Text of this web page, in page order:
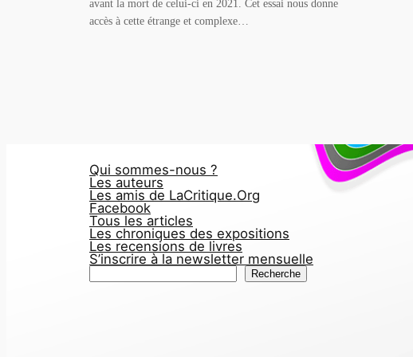
avant la mort de celui-ci en 2021. Cet essai nous donne
accès à cette étrange et complexe…
Qui sommes-nous ?
Les auteurs
Les amis de LaCritique.Org
Facebook
Tous les articles
Les chroniques des expositions
Les recensions de livres
S’inscrire à la newsletter mensuelle
Recherche